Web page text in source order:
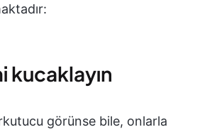
kucaklayın
görünse bile, onlarla